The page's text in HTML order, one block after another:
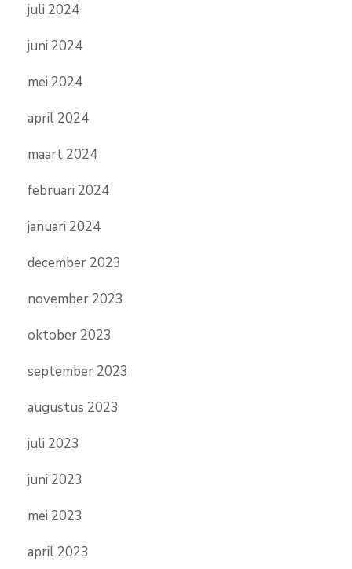
juli 2024
juni 2024
mei 2024
april 2024
maart 2024
februari 2024
januari 2024
december 2023
november 2023
oktober 2023
september 2023
augustus 2023
juli 2023
juni 2023
mei 2023
april 2023